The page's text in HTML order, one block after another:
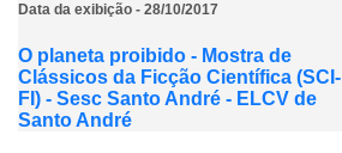
Data da exibição - 28/10/2017
O planeta proibido - Mostra de
Clássicos da Ficção Científica (SCI-
FI) - Sesc Santo André - ELCV de
Santo André